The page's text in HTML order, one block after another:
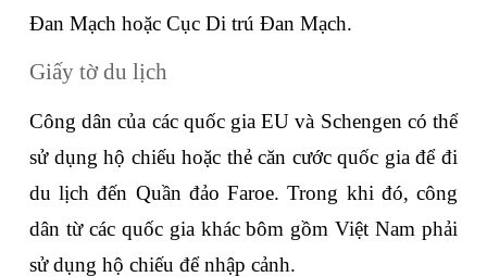
Đan Mạch hoặc Cục Di trú Đan Mạch.
Giấy tờ du lịch
Công dân của các quốc gia EU và Schengen có thể
sử dụng hộ chiếu hoặc thẻ căn cước quốc gia để đi
du lịch đến Quần đảo Faroe. Trong khi đó, công
dân từ các quốc gia khác bôm gồm Việt Nam phải
sử dụng hộ chiếu để nhập cảnh.